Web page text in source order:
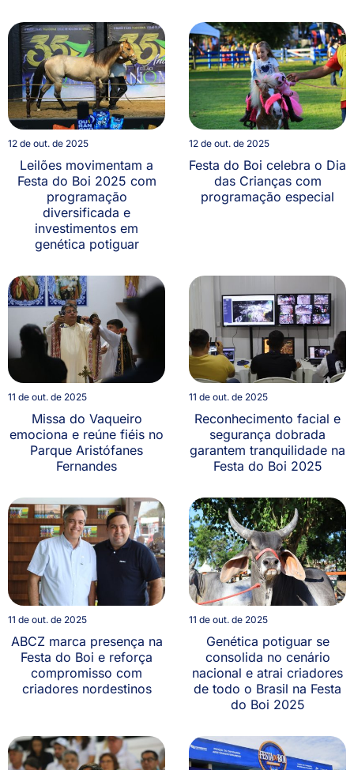
12 de out. de 2025
Leilões movimentam a
Festa do Boi 2025 com
programação
diversificada e
investimentos em
genética potiguar
12 de out. de 2025
Festa do Boi celebra o Dia
das Crianças com
programação especial
11 de out. de 2025
Missa do Vaqueiro
emociona e reúne fiéis no
Parque Aristófanes
Fernandes
11 de out. de 2025
Reconhecimento facial e
segurança dobrada
garantem tranquilidade na
Festa do Boi 2025
11 de out. de 2025
ABCZ marca presença na
Festa do Boi e reforça
compromisso com
criadores nordestinos
11 de out. de 2025
Genética potiguar se
consolida no cenário
nacional e atrai criadores
de todo o Brasil na Festa
do Boi 2025